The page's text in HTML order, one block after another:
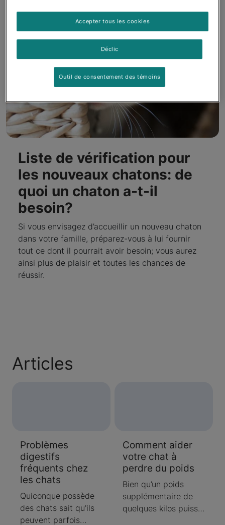
Liste de vérification pour
les nouveaux chatons: de
quoi un chaton a-t-il
besoin?
Si vous envisagez d’accueillir un nouveau chaton
dans votre famille, préparez-vous à lui fournir
tout ce dont il pourrait avoir besoin; vous aurez
ainsi plus de plaisir et toutes les chances de
réussir.
Articles
Problèmes
digestifs
fréquents chez
les chats
Quiconque possède
des chats sait qu'ils
peuvent parfois
Comment aider
votre chat à
perdre du poids
Bien qu’un poids
supplémentaire de
quelques kilos puisse
Déclic
Accepter tous les cookies
Outil de consentement des témoins